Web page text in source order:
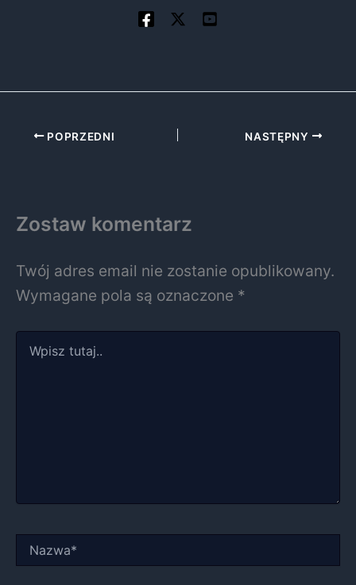
POPRZEDNI NASTĘPNY
Zostaw komentarz
Twój adres email nie zostanie opublikowany.
Wymagane pola są oznaczone *
tutaj..